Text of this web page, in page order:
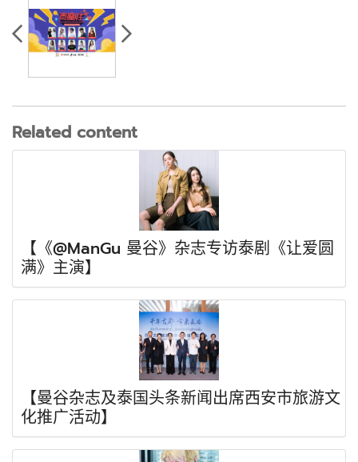
Related content
【《@ManGu 曼谷》杂志专访泰剧《让爱圆
满》主演】
【曼谷杂志及泰国头条新闻出席西安市旅游文
化推广活动】